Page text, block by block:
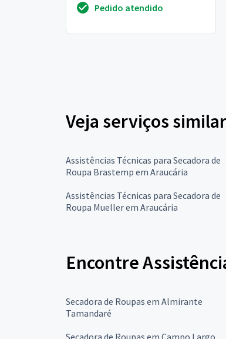
apresentou problemas,...
Pedido atendido
Veja serviços
Assistências Técnicas para Secadora de
Roupa Brastemp em Araucária
Assistências Técnicas para Secadora de
Roupa Mueller em Araucária
Encontre
Secadora de Roupas em Almirante
Tamandaré
Secadora de Roupas em Campo Largo